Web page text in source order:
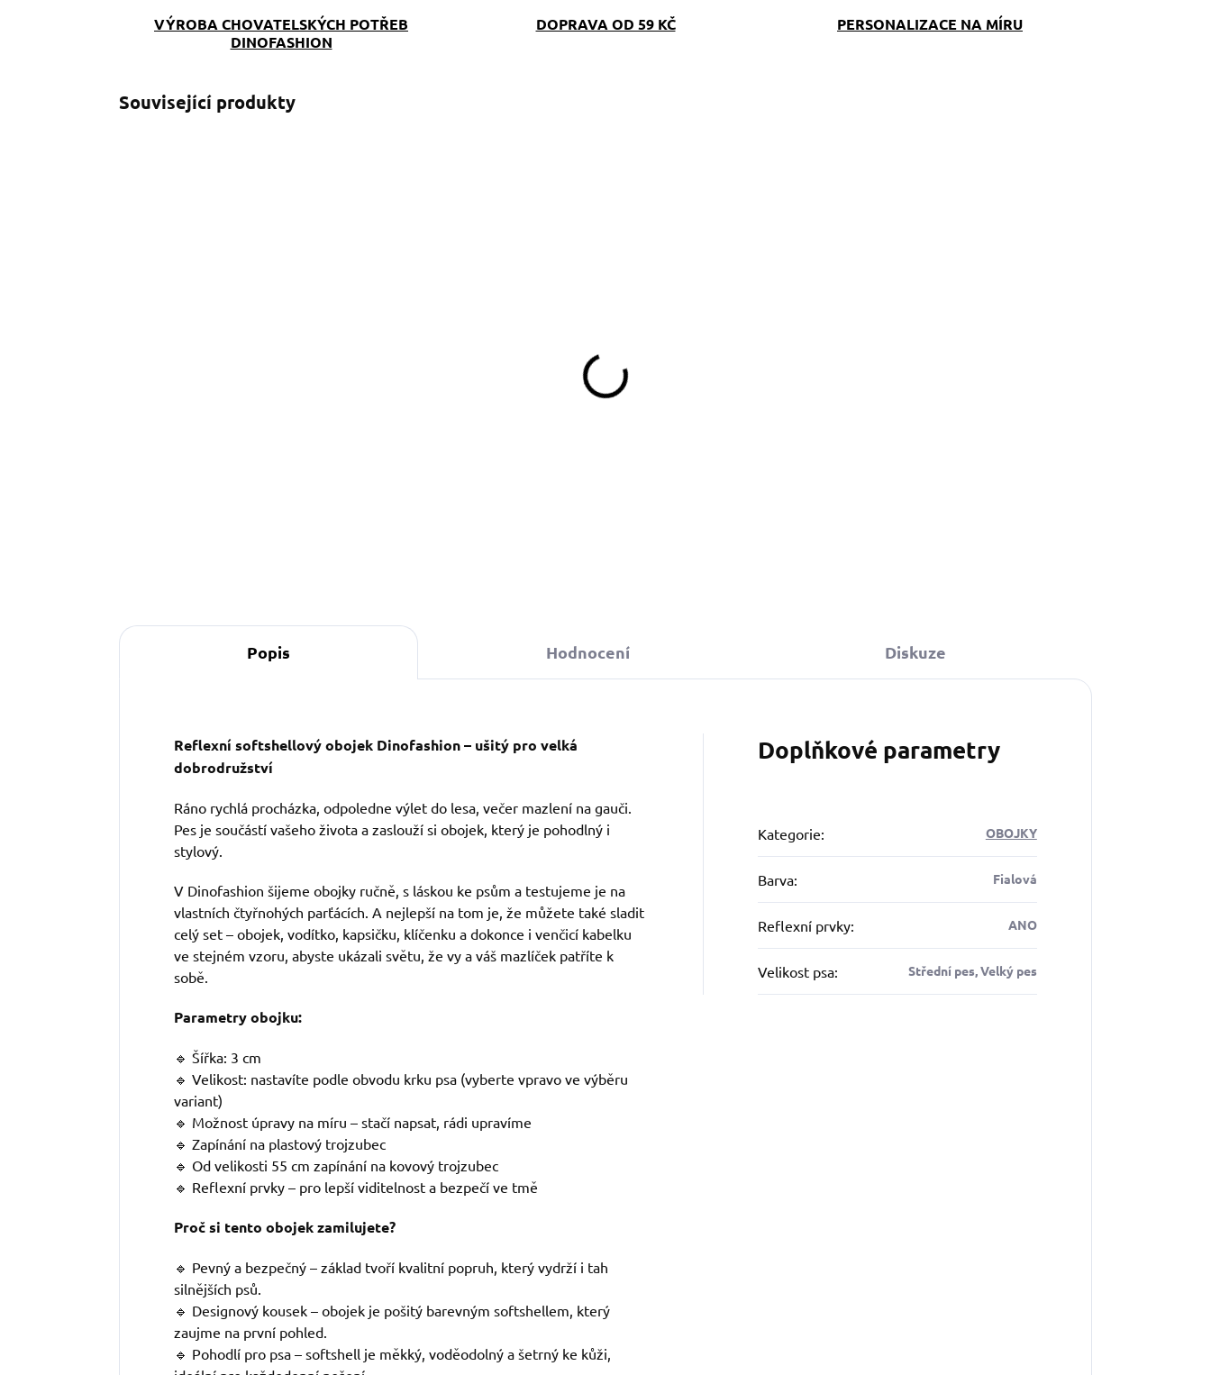
VÝROBA CHOVATELSKÝCH POTŘEB
DINOFASHION
DOPRAVA OD 59 KČ PERSONALIZACE NA MÍRU
Související produkty
Popis Hodnocení Diskuze
Reflexní softshellový obojek Dinofashion – ušitý pro velká
dobrodružství
Ráno rychlá procházka, odpoledne výlet do lesa, večer mazlení na gauči.
Pes je součástí vašeho života a zaslouží si obojek, který je pohodlný i
stylový.
V Dinofashion šijeme obojky ručně, s láskou ke psům a testujeme je na
vlastních čtyřnohých parťácích. A nejlepší na tom je, že můžete také sladit
celý set – obojek, vodítko, kapsičku, klíčenku a dokonce i venčicí kabelku
ve stejném vzoru, abyste ukázali světu, že vy a váš mazlíček patříte k
sobě.
Parametry obojku:
🔹 Šířka: 3 cm
🔹 Velikost: nastavíte podle obvodu krku psa (vyberte vpravo ve výběru
variant)
🔹 Možnost úpravy na míru – stačí napsat, rádi upravíme
🔹 Zapínání na plastový trojzubec
🔹 Od velikosti 55 cm zapínání na kovový trojzubec
🔹 Reflexní prvky – pro lepší viditelnost a bezpečí ve tmě
Proč si tento obojek zamilujete?
🔹 Pevný a bezpečný – základ tvoří kvalitní popruh, který vydrží i tah
silnějších psů.
🔹 Designový kousek – obojek je pošitý barevným softshellem, který
zaujme na první pohled.
🔹 Pohodlí pro psa – softshell je měkký, voděodolný a šetrný ke kůži,
Doplňkové parametry
Kategorie: OBOJKY
Barva: Fialová
Reflexní prvky: ANO
Velikost psa: Střední pes, Velký pes